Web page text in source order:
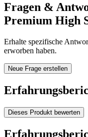
Fragen &
Premium High
Erhalte spezifische
erworben haben.
Neue Frage erstellen
Dieses Produkt bewerten